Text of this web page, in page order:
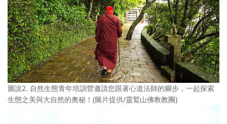
圖說2. 自然生態青年培訓營邀請您跟著心道法師的腳步，一起探索
生態之美與大自然的奧秘！(圖片提供/靈鷲山佛教教團)